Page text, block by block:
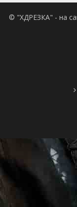
© "ХДРЕЗКА" - на